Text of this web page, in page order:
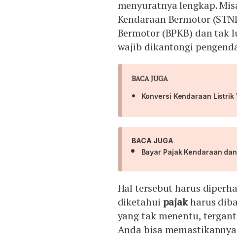
menyuratnya lengkap.
Kendaraan Bermotor
Bermotor (BPKB) dan tak
wajib dikantongi
BACA JUGA
Konversi Kendaraan Listrik
BACA JUGA
Bayar Pajak Kendaraan
Hal tersebut harus
diketahui pajakharus
yang tak menentu,
Anda bisa